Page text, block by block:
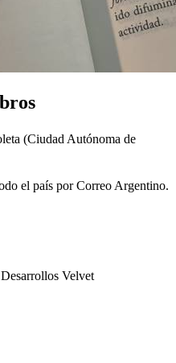
(Ciudad Autónoma de
el país por Correo Argentino.
Velvet